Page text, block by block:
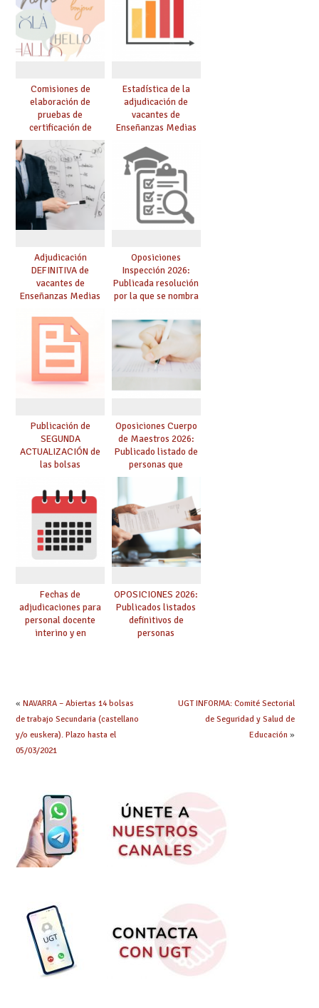
Comisiones de
elaboración de
pruebas de
certificación de
competencia
lingüística: publicada
resolución definitiva
Estadística de la
adjudicación de
vacantes de
Enseñanzas Medias
Adjudicación
DEFINITIVA de
vacantes de
Enseñanzas Medias
Oposiciones
Inspección 2026:
Publicada resolución
por la que se nombra
prácticas, se regulan
dichas prácticas y se
convoca acto público
de adjudicación
Publicación de
SEGUNDA
ACTUALIZACIÓN de
las bolsas
Cuerpo de Maestros
de especialidades
convocadas a
oposición
Oposiciones Cuerpo
de Maestros 2026:
Publicado listado de
personas que
adquieren nueva
especialidad
Fechas de
adjudicaciones para
personal docente
interino y en
OPOSICIONES 2026:
Publicados listados
definitivos de
personas
« NAVARRA – Abiertas 14 bolsas
de trabajo Secundaria (castellano
y/o euskera). Plazo hasta el
05/03/2021
UGT INFORMA: Comité Sectorial
de Seguridad y Salud de
Educación »